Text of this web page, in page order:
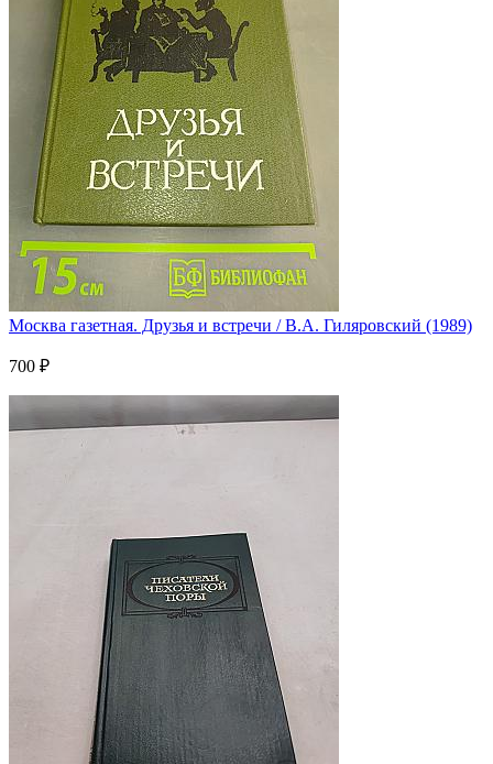
Москва газетная. Друзья и встречи / В.А. Гиляровский (1989)
700 ₽